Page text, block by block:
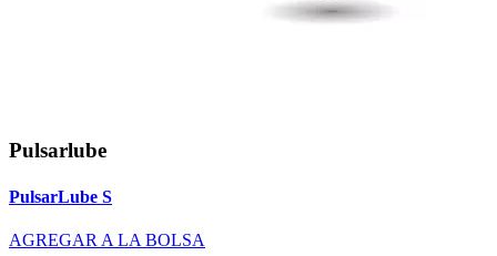
Pulsarlube
PulsarLube S
AGREGAR A LA BOLSA